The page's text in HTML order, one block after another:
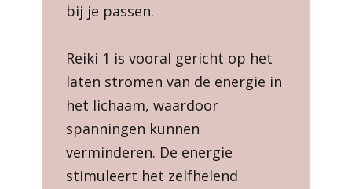
bij je passen.
Reiki 1 is vooral gericht op het
laten stromen van de energie in
het lichaam, waardoor
spanningen kunnen
verminderen. De energie
stimuleert het zelfhelend